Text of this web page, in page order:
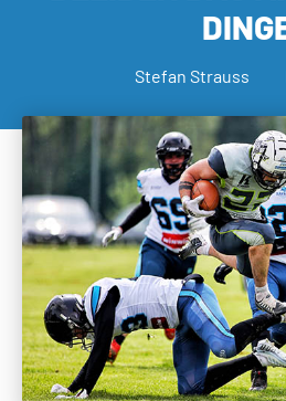
INGE
Stefan Strauss